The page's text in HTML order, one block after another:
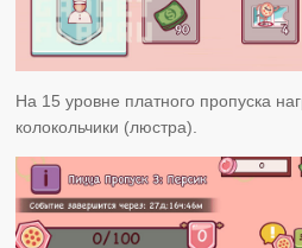
На 15 уровне платного пропуска
колокольчики (люстра).